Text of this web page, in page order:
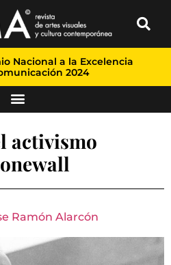
Nacional a la Excelencia
2024
activismo
Ramón Alarcón